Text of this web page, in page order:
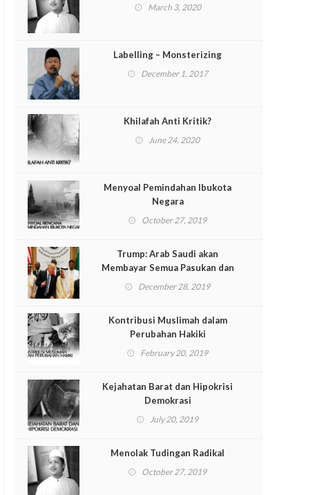
March 3, 2020
Labelling – Monsterizing
December 1, 2017
Khilafah Anti Kritik?
June 24, 2020
Menyoal Pemindahan Ibukota
Negara
October 27, 2019
Trump: Arab Saudi akan
Membayar Semua Pasukan dan
Peralatan yang Kami Kirim
December 28, 2019
Kontribusi Muslimah dalam
Perubahan Hakiki
February 20, 2019
Kejahatan Barat dan Hipokrisi
Demokrasi
July 20, 2019
Menolak Tudingan Radikal
October 27, 2019